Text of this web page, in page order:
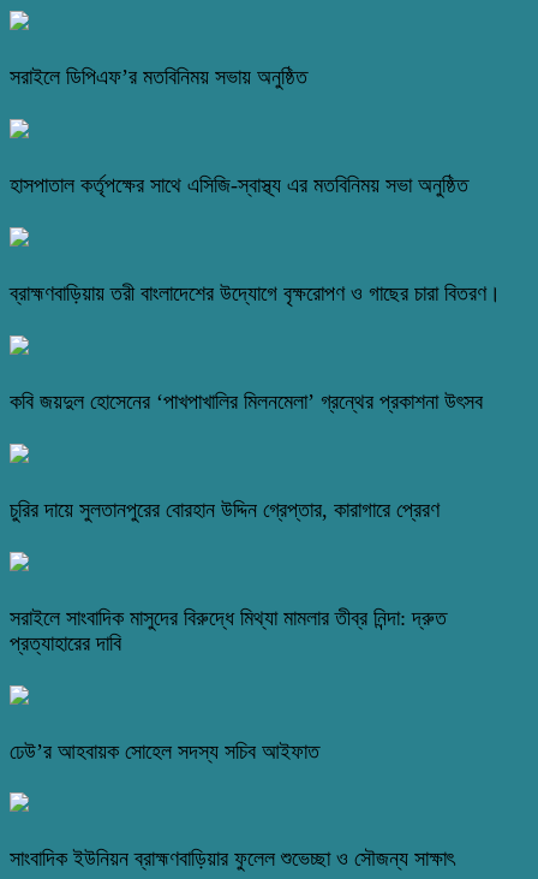
সরাইলে ডিপিএফ’র মতবিনিময় সভায় অনুষ্ঠিত
হাসপাতাল কর্তৃপক্ষের সাথে এসিজি-স্বাস্থ্য এর মতবিনিময় সভা অনুষ্ঠিত
ব্রাহ্মণবাড়িয়ায় তরী বাংলাদেশের উদ্যোগে বৃক্ষরোপণ ও গাছের চারা বিতরণ।
কবি জয়দুল হোসেনের ‘পাখপাখালির মিলনমেলা’ গ্রন্থের প্রকাশনা উৎসব
চুরির দায়ে সুলতানপুরের বোরহান উদ্দিন গ্রেপ্তার, কারাগারে প্রেরণ
সরাইলে সাংবাদিক মাসুদের বিরুদ্ধে মিথ্যা মামলার তীব্র নিন্দা: দ্রুত
প্রত্যাহারের দাবি
ঢেউ’র আহবায়ক সোহেল সদস্য সচিব আইফাত
সাংবাদিক ইউনিয়ন ব্রাহ্মণবাড়িয়ার ফুলেল শুভেচ্ছা ও সৌজন্য সাক্ষাৎ